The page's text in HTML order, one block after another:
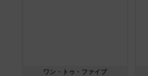
ワン・トゥ・ファイブ